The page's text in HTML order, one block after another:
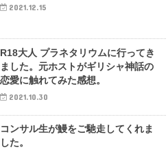
2021.12.15
R18大人 プラネタリウムに行ってき
ました。元ホストがギリシャ神話の
恋愛に触れてみた感想。
2021.10.30
コンサル生が鰻をご馳走してくれま
した。